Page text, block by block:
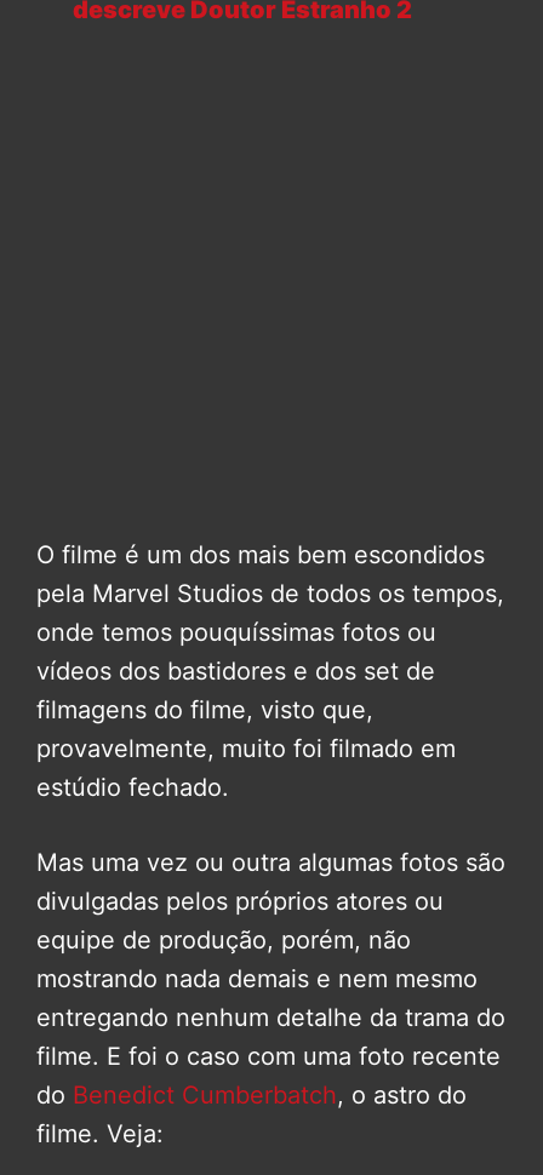
descreve Doutor Estranho 2
O filme é um dos mais bem escondidos
pela Marvel Studios de todos os tempos,
onde temos pouquíssimas fotos ou
vídeos dos bastidores e dos set de
filmagens do filme, visto que,
provavelmente, muito foi filmado em
estúdio fechado.
Mas uma vez ou outra algumas fotos são
divulgadas pelos próprios atores ou
equipe de produção, porém, não
mostrando nada demais e nem mesmo
entregando nenhum detalhe da trama do
filme. E foi o caso com uma foto recente
do Benedict Cumberbatch, o astro do
filme. Veja: